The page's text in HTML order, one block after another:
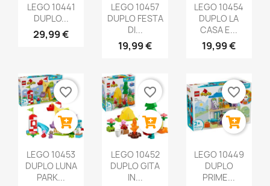
LEGO 10441
DUPLO...
29,99 €
LEGO 10457
DUPLO FESTA
DI...
19,99 €
LEGO 10454
DUPLO LA
CASA E...
19,99 €
LEGO 10453
DUPLO LUNA
PARK...
favorite_border
LEGO 10452
DUPLO GITA
IN...
favorite_border
LEGO 10449
DUPLO
PRIME...
favorite_border